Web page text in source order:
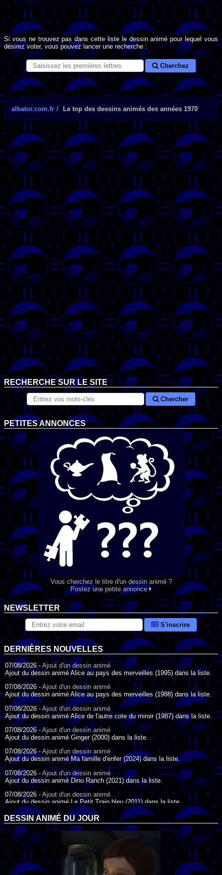
Si vous ne trouvez pas dans cette liste le dessin animé pour lequel vous
désirez voter, vous pouvez lancer une recherche :
Cherchez
albator.com.fr Le top des dessins animés des années 1970
RECHERCHE SUR LE SITE
Chercher
PETITES ANNONCES
Vous cherchez le titre d'un dessin animé ?
Postez une petite annonce
NEWSLETTER
S'inscrire
DERNIÈRES NOUVELLES
07/08/2026 -Ajout d'un dessin animé
Ajout du dessin animé Alice au pays des merveilles (1995) dans la liste.
07/08/2026 - Ajout d'un dessin animé
Ajout du dessin animé Alice au pays des merveilles (1988) dans la liste.
07/08/2026 - Ajout d'un dessin animé
Ajout du dessin animé Alice de l'autre cote du miroir (1987) dans la liste.
07/08/2026 -Ajout d'un dessin animé
Ajout du dessin animé Ginger (2000) dans la liste.
07/08/2026 - Ajout d'un dessin animé
Ajout du dessin animé Ma famille d'enfer (2024) dans la liste.
07/08/2026 - Ajout d'un dessin animé
Ajout du dessin animé Dino Ranch (2021) dans la liste.
07/08/2026 -Ajout d'un dessin animé
Ajout du dessin animé Le Petit Train bleu (2011) dans la liste.
07/08/2026 -Ajout d'un dessin animé
Ajout du dessin animé Agent Spécial Oso (2009) dans la liste.
17/07/2026 -Ajout d'un dessin animé
Ajout du dessin animé Peter Pan (1988) dans la liste.
17/07/2026 -Ajout d'un dessin animé
Ajout du dessin animé Le Bossu de Notre-Dame (1996) dans la liste.
DESSIN ANIMÉ DU JOUR